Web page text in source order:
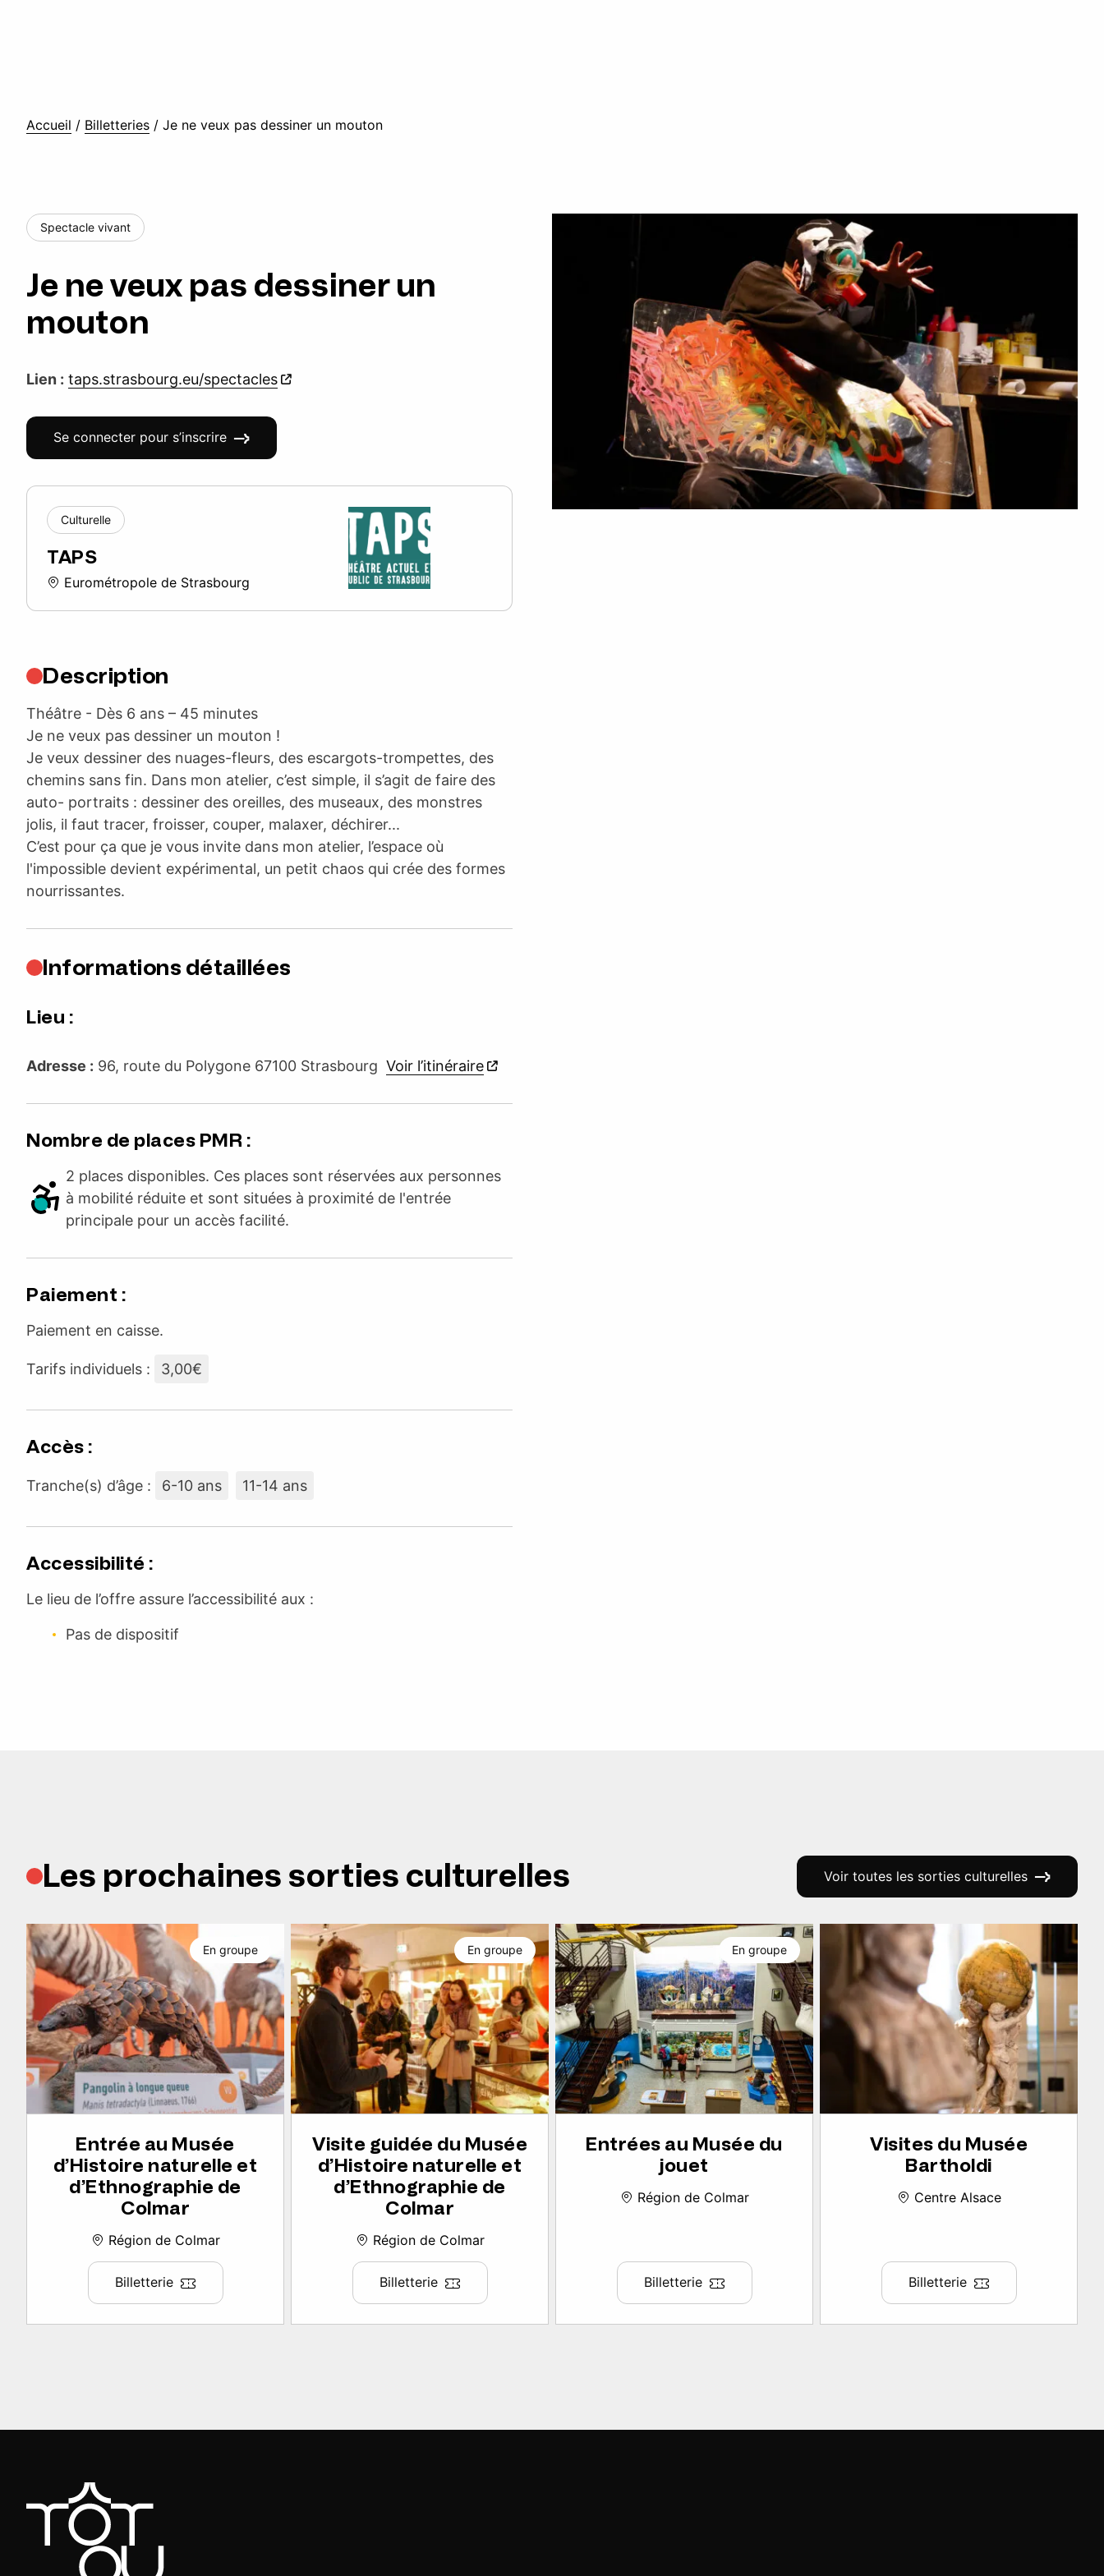
Accueil / Billetteries / Je ne veux pas dessiner un mouton
Spectacle vivant
Je ne veux pas dessiner un
mouton
Lien : taps.strasbourg.eu/spectacles
Se connecter pour s’inscrire
Culturelle
TAPS
Eurométropole de Strasbourg
Description
Théâtre - Dès 6 ans – 45 minutes
Je ne veux pas dessiner un mouton !
Je veux dessiner des nuages-fleurs, des escargots-trompettes, des
chemins sans fin. Dans mon atelier, c’est simple, il s’agit de faire des
auto- portraits : dessiner des oreilles, des museaux, des monstres
jolis, il faut tracer, froisser, couper, malaxer, déchirer...
C’est pour ça que je vous invite dans mon atelier, l’espace où
l'impossible devient expérimental, un petit chaos qui crée des formes
nourrissantes.
Informations détaillées
Lieu :
Adresse : 96, route du Polygone 67100 Strasbourg Voir l’itinéraire
Nombre de places PMR :
2 places disponibles. Ces places sont réservées aux personnes
à mobilité réduite et sont situées à proximité de l'entrée
principale pour un accès facilité.
Paiement :
Paiement en caisse.
Tarifs individuels : 3,00€
Accès :
Tranche(s) d’âge : 6-10 ans 11-14 ans
Accessibilité :
Le lieu de l’offre assure l’accessibilité aux :
Pas de dispositif
Les prochaines sorties culturelles Voir toutes les sorties culturelles
Entrée au Musée
d’Histoire naturelle et
d’Ethnographie de
Colmar
Région de Colmar
Billetterie
En groupe
Visite guidée du Musée
d’Histoire naturelle et
d’Ethnographie de
Colmar
Région de Colmar
Billetterie
En groupe
Entrées au Musée du
jouet
Région de Colmar
Billetterie
En groupe
Visites du Musée
Bartholdi
Centre Alsace
Billetterie